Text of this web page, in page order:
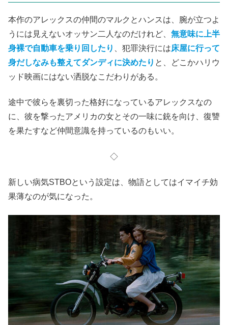
本作のアレックスの仲間のマルクとハンスは、腕が立つよ
うには見えないオッサン二人なのだけれど、 無意味に上半
身裸で自動車を乗り回したり
、犯罪決行には床屋に行って
身だしなみも整えてダンディに決めたり と、どこかハリウ
ッド映画にはない洒脱なこだわりがある。
途中で彼らを裏切った格好になっているアレックスなの
に、彼を撃ったアメリカの女とその一味に銃を向け、復讐
を果たすなど仲間意識を持っているのもいい。
◇
新しい病気STBOという設定は、物語としてはイマイチ効
果薄なのが気になった。